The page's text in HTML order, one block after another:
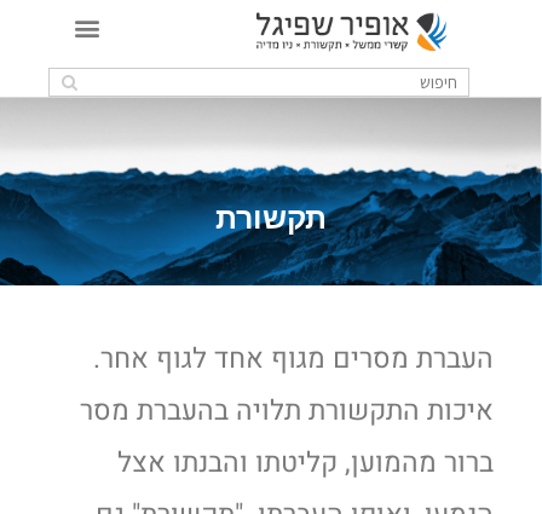
תקשורת
העברת מסרים מגוף אחד לגוף אחר.
איכות התקשורת תלויה בהעברת מסר
ברור מהמוען, קליטתו והבנתו אצל